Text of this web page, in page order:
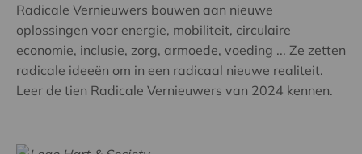
Radicale Vernieuwers bouwen aan nieuwe
oplossingen voor energie, mobiliteit, circulaire
economie, inclusie, zorg, armoede, voeding ... Ze zetten
radicale ideeën om in een radicaal nieuwe realiteit.
Leer de tien Radicale Vernieuwers van 2024 kennen.